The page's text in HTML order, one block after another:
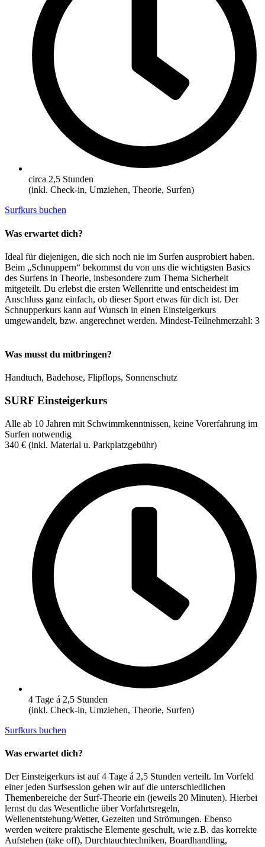
circa 2,5 Stunden
(inkl. Check-in, Umziehen, Theorie, Surfen)
Surfkurs buchen
Was erwartet dich?
Ideal für diejenigen, die sich noch nie im Surfen ausprobiert haben.
Beim „Schnuppern“ bekommst du von uns die wichtigsten Basics
des Surfens in Theorie, insbesondere zum Thema Sicherheit
mitgeteilt. Du erlebst die ersten Wellenritte und entscheidest im
Anschluss ganz einfach, ob dieser Sport etwas für dich ist. Der
Schnupperkurs kann auf Wunsch in einen Einsteigerkurs
umgewandelt, bzw. angerechnet werden. Mindest-Teilnehmerzahl: 3
Was musst du mitbringen?
Handtuch, Badehose, Flipflops, Sonnenschutz
SURF Einsteigerkurs
Alle ab 10 Jahren mit Schwimmkenntnissen, keine Vorerfahrung im
Surfen notwendig
340 € (inkl. Material u. Parkplatzgebühr)
4 Tage á 2,5 Stunden
(inkl. Check-in, Umziehen, Theorie, Surfen)
Surfkurs buchen
Was erwartet dich?
Der Einsteigerkurs ist auf 4 Tage á 2,5 Stunden verteilt. Im Vorfeld
einer jeden Surfsession gehen wir auf die unterschiedlichen
Themenbereiche der Surf-Theorie ein (jeweils 20 Minuten). Hierbei
lernst du das Wesentliche über Vorfahrtsregeln,
Wellenentstehung/Wetter, Gezeiten und Strömungen. Ebenso
werden weitere praktische Elemente geschult, wie z.B. das korrekte
Aufstehen (take off), Durchtauchtechniken, Boardhandling,